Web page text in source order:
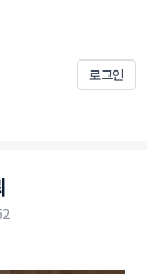
로그인